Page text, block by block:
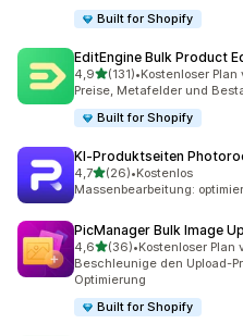
Built for Shopify
EditEngine Bulk Product
4,9von 5 Sternen
(131)
131 Rezensionen insgesamt
•Kostenloser Plan
Preise, Metafelder und
Built for Shopify
KI‑Produktseiten
4,7von 5 Sternen
(26)
26 Rezensionen insgesamt
•Kostenlos
Massenbearbeitung:
PicManager Bulk Image
4,6von 5 Sternen
(36)
36 Rezensionen insgesamt
•Kostenloser Plan
Beschleunige den Upload-
Optimierung
Built for Shopify